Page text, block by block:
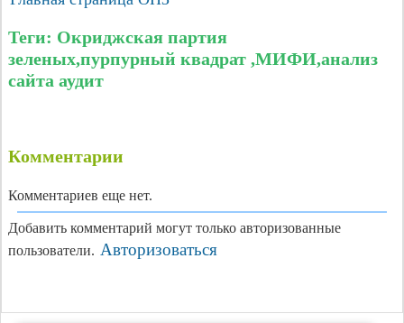
Теги: Окриджская партия
зеленых,пурпурный квадрат ,МИФИ,анализ
сайта аудит
Комментарии
Комментариев еще нет.
Добавить комментарий могут только авторизованные
пользователи. Авторизоваться